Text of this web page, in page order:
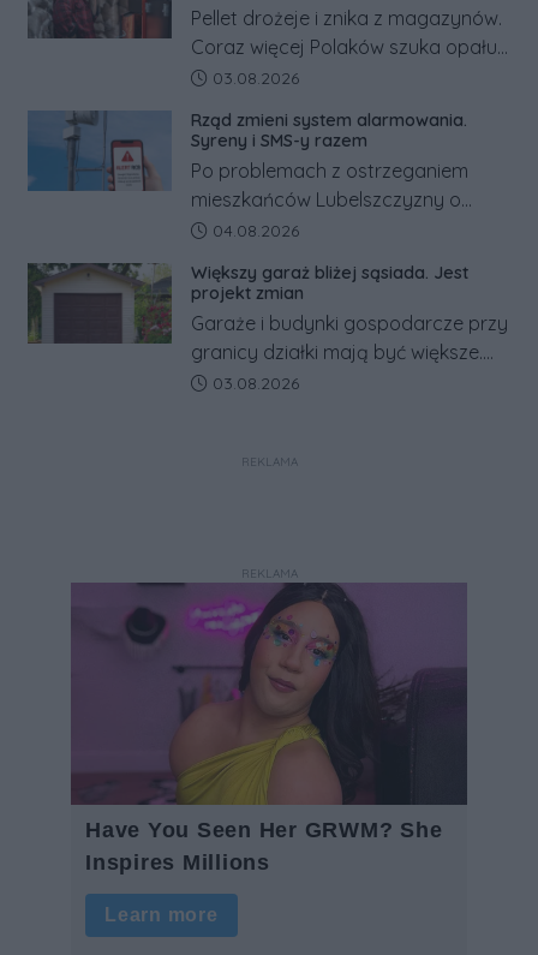
Pellet drożeje i znika z magazynów.
Coraz więcej Polaków szuka opału
za granicą, gdzie bywa nawet
Co się dzieje?
Data dodania artykułu:
03.08.2026
Rząd zmieni system alarmowania.
Syreny i SMS-y razem
Po problemach z ostrzeganiem
mieszkańców Lubelszczyzny o
rosyjskim zagrożeniu rząd
alarmowych, alertów RCB i aplikacji
w jeden system.
Data dodania artykułu:
04.08.2026
Większy garaż bliżej sąsiada. Jest
projekt zmian
Garaże i budynki gospodarcze przy
granicy działki mają być większe.
Projekt zaostrza też zasady
Data dodania artykułu:
03.08.2026
REKLAMA
REKLAMA